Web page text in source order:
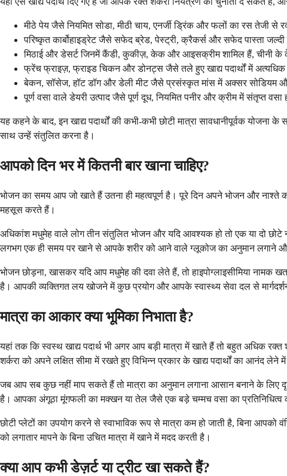
मीठे पेय जैसे नियमित सोडा, मीठी चाय, एनर्जी ड्रिंक और फलों का रस तेजी से
परिष्कृत कार्बोहाइड्रेट जैसे सफेद ब्रेड, पेस्ट्री, क्रैकर्स और सफेद पास्ता
मिठाई और डेसर्ट जिनमें कैंडी, कुकीज़, केक और आइसक्रीम शामिल हैं, चीनी के
फ्रेंच फ्राइज़, फ्राइड चिकन और डोनट्स जैसे तले हुए खाद्य पदार्थों में
बेकन, सॉसेज, हॉट डॉग और डेली मीट जैसे प्रसंस्कृत मांस में अक्सर सोडियम और
पूर्ण वसा वाले डेयरी उत्पाद जैसे पूर्ण दूध, नियमित पनीर और क्रीम में संतृप्त
यह कहने के बाद, इन खाद्य पदार्थों की कभी-कभी छोटी मात्रा सावधानीपूर्वक
साथ उन्हें संतुलित करना है।
आपको दिन भर में कितनी बार खाना चाहिए?
भोजन का समय आप जो खाते हैं उतना ही महत्वपूर्ण है। पूरे दिन अपने भोजन और
महसूस करते हैं।
अधिकांश मधुमेह वाले लोग तीन संतुलित भोजन और यदि आवश्यक हो तो एक या दो
लगभग एक ही समय पर खाने से आपके शरीर को आने वाले ग्लूकोज का अनुमान लगाने
भोजन छोड़ना, खासकर यदि आप मधुमेह की दवा लेते हैं, तो हाइपोग्लाइसीमिया नामक
है। आपकी व्यक्तिगत लय खोजने में कुछ प्रयोग और आपके स्वास्थ्य सेवा दल से
मात्रा का आकार क्या भूमिका निभाता है?
यहां तक ​​कि स्वस्थ खाद्य पदार्थ भी अगर आप बड़ी मात्रा में खाते हैं तो बहुत अधिक
शर्करा को अपने लक्षित सीमा में रखते हुए विभिन्न प्रकार के खाद्य पदार्थों का आनंद लेने
जब आप सब कुछ नहीं माप सकते हैं तो मात्रा का अनुमान लगाना आसान बनाने के लिए
है। आपका अंगूठा मूंगफली का मक्खन या तेल जैसे एक बड़े चम्मच वसा का प्रतिनिधित्व
छोटी प्लेटों का उपयोग करने से स्वाभाविक रूप से मात्रा कम हो जाती है, बिना
को लगातार मापने के बिना उचित मात्रा में खाने में मदद करती है।
क्या आप कभी डेज़र्ट या ट्रीट खा सकते हैं?